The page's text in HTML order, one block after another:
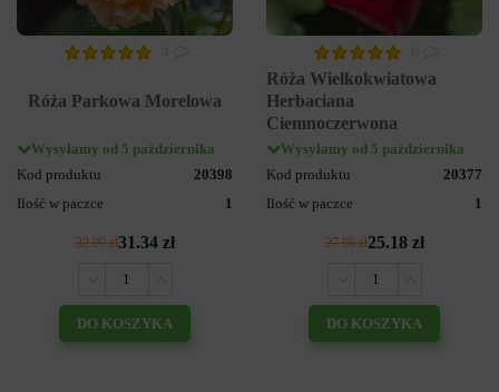
Róża Parkowa Morelowa
Wysyłamy od 5 października
Kod produktu
20398
Ilość w paczce
1
32.99 zł31.34 zł
DO KOSZYKA
Róża Wielkokwiatowa
Herbaciana
Ciemnoczerwona
Wysyłamy od 5 października
Kod produktu
20377
Ilość w paczce
1
27.98 zł25.18 zł
DO KOSZYKA